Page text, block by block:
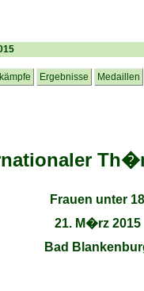
Ergebnisse Medaillen
Frauen unter 18
21. M�rz 2015
Bad